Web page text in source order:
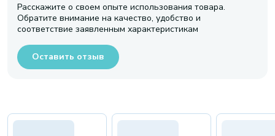
Расскажите о своем опыте использования товара.
Обратите внимание на качество, удобство и
соответствие заявленным характеристикам
Оставить отзыв